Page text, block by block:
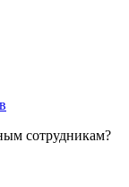
сотрудникам?